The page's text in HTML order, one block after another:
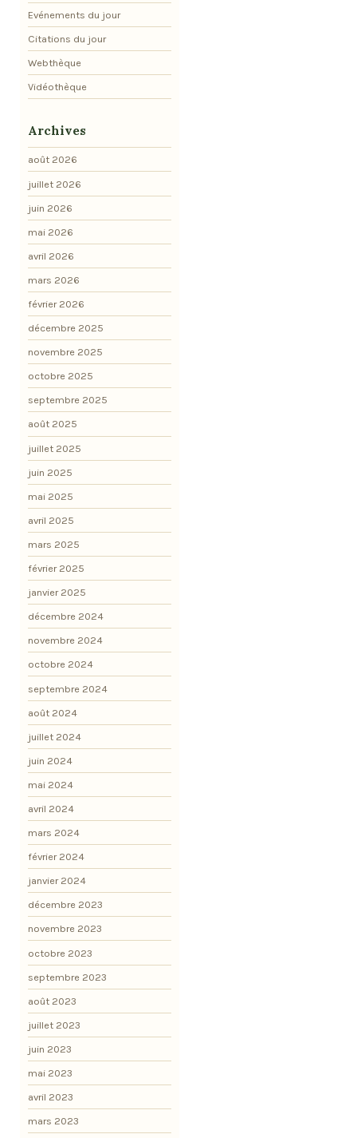
Evénements du jour
Citations du jour
Webthèque
Vidéothèque
Archives
août 2026
juillet 2026
juin 2026
mai 2026
avril 2026
mars 2026
février 2026
décembre 2025
novembre 2025
octobre 2025
septembre 2025
août 2025
juillet 2025
juin 2025
mai 2025
avril 2025
mars 2025
février 2025
janvier 2025
décembre 2024
novembre 2024
octobre 2024
septembre 2024
août 2024
juillet 2024
juin 2024
mai 2024
avril 2024
mars 2024
février 2024
janvier 2024
décembre 2023
novembre 2023
octobre 2023
septembre 2023
août 2023
juillet 2023
juin 2023
mai 2023
avril 2023
mars 2023